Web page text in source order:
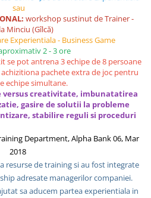
think)
si
/
SI
sau
workshop sustinut de Trainer -
Minciu (Gîlcă)
Experientiala - Business Game
2 - 3 ore
se pot antrena 3 echipe de 8 persoane
pachete extra de joc pentru
echipe simultane.
versus creativitate, imbunatatirea
gasire de solutii la probleme
stabilire reguli si proceduri
Department, Alpha Bank 06, Mar
2018
resurse de training si au fost integrate
adresate managerilor companiei.
sa aducem partea experientiala in